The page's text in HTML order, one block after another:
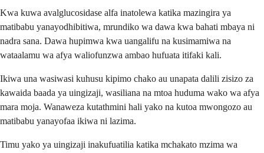
Kwa kuwa avalglucosidase alfa inatolewa katika mazingira ya
matibabu yanayodhibitiwa, mrundiko wa dawa kwa bahati mbaya ni
nadra sana. Dawa hupimwa kwa uangalifu na kusimamiwa na
wataalamu wa afya waliofunzwa ambao hufuata itifaki kali.
Ikiwa una wasiwasi kuhusu kipimo chako au unapata dalili zisizo za
kawaida baada ya uingizaji, wasiliana na mtoa huduma wako wa afya
mara moja. Wanaweza kutathmini hali yako na kutoa mwongozo au
matibabu yanayofaa ikiwa ni lazima.
Timu yako ya uingizaji inakufuatilia katika mchakato mzima wa